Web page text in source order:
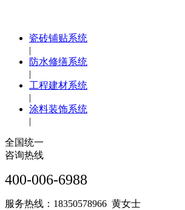
瓷砖铺贴系统
|
防水修缮系统
|
工程建材系统
|
涂料装饰系统
|
全国统一
咨询热线
400-006-6988
服务热线：18350578966 黄女士